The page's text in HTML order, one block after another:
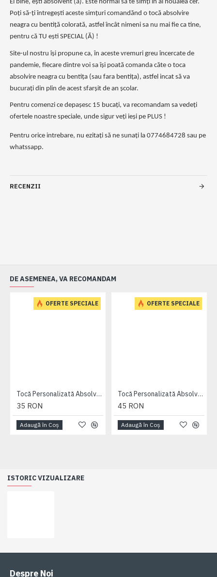
Ei bine, ești absolvent (ă). Este normal să te simți în al nouălea cer.
Poți să-ți întregești aceste simțuri comandănd o tocă absolvire
neagra cu bentiță colorată, astfel încât nimeni sa nu mai fie ca tine,
pentru că TU ești SPECIAL (Ă) !
Site-ul nostru își propune ca, în aceste vremuri greu încercate de
pandemie, fiecare dintre voi sa își poată comanda căte o toca
absolvire neagra cu bentița (sau fara bentița), astfel incat să va
bucurați din plin de acest sfarșit de an școlar.
Pentru comenzi ce depașesc 15 bucați, va recomandam sa vedeți
ofertele noastre speciale, unde sigur veți ieși pe PLUS !
Pentru orice intrebare, nu ezitați să ne sunați la 0774684728 sau pe
whatssapp.
RECENZII
DE ASEMENEA, VA RECOMANDAM
OFERTE SPECIALE
Tocă Personalizată Absolvire neagra cu bentita alba
35 RON
Adaugă în Coş
OFERTE SPECIALE
Tocă Personalizată Absolvire neagra cu bentita alba + esarfa
45 RON
Adaugă în Coş
ISTORIC VIZUALIZARE
Despre Noi